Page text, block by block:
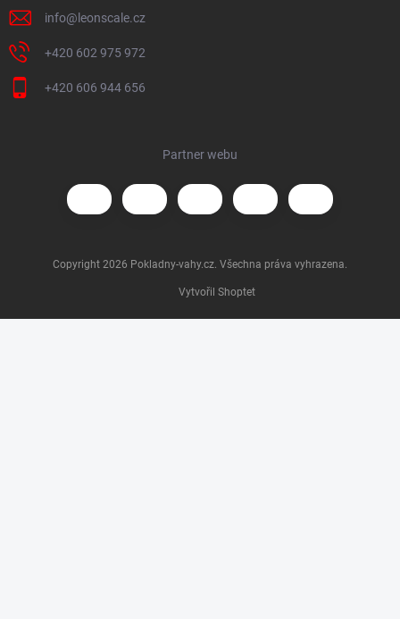
info@ leonscale.cz
+420 602 975 972
+420 606 944 656
Partner webu
Vytvořil Shoptet
Copyright 2026 Pokladny-vahy.cz. Všechna práva vyhrazena.